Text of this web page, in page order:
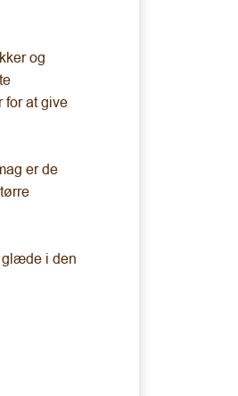
og
for at give
er de
glæde i den